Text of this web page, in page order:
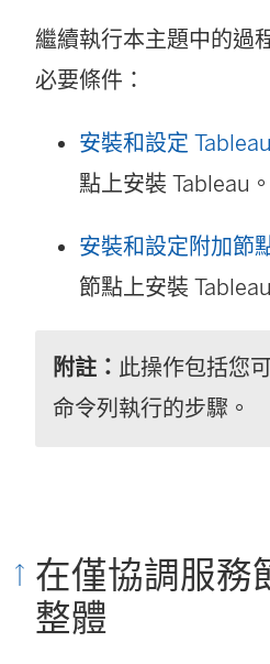
繼續執行本主題中的過
必要條件：
安裝和設定
點上安裝 Tableau。
安裝和設定附加節
節點上安裝
附註： 此操作包括您
命令列執行的步驟。
在僅協調服務
整體